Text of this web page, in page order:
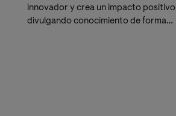
innovador y crea un impacto positivo
divulgando conocimiento de forma